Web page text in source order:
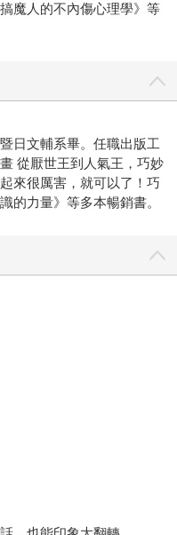
魔人的不內傷心理學》等
日文輔系畢。任職出版工
從厭世王到人氣王，巧妙
來很厲害，就可以了！巧
的力量》等多本暢銷書。